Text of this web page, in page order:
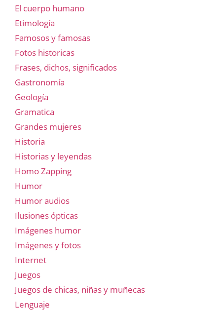
El cuerpo humano
Etimología
Famosos y famosas
Fotos historicas
Frases, dichos, significados
Gastronomía
Geología
Gramatica
Grandes mujeres
Historia
Historias y leyendas
Homo Zapping
Humor
Humor audios
Ilusiones ópticas
Imágenes humor
Imágenes y fotos
Internet
Juegos
Juegos de chicas, niñas y muñecas
Lenguaje